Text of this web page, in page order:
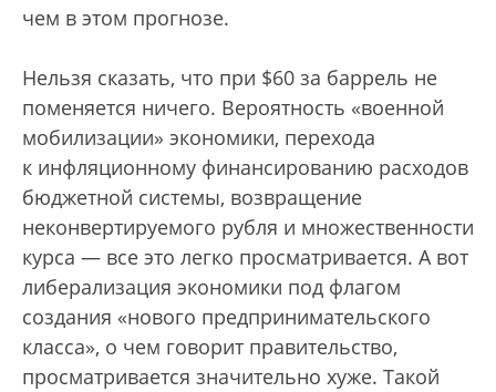
чем в этом прогнозе.
Нельзя сказать, что при $60 за баррель не
поменяется ничего. Вероятность «военной
мобилизации» экономики, перехода
к инфляционному финансированию расходов
бюджетной системы, возвращение
неконвертируемого рубля и множественности
курса — все это легко просматривается. А вот
либерализация экономики под флагом
создания «нового предпринимательского
класса», о чем говорит правительство,
просматривается значительно хуже. Такой